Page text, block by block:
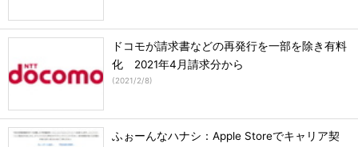
ドコモが請求書などの再発行を一部を除き有料
化 2021年4月請求分から
(2021/2/8)
ふぉーんなハナシ：Apple Storeでキャリア契